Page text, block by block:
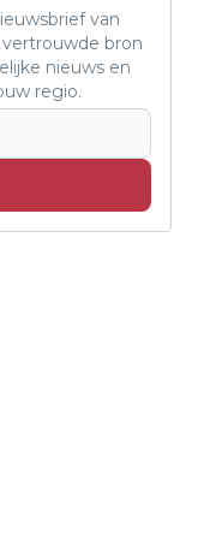
van
vertrouwde bron
nieuws en
regio.